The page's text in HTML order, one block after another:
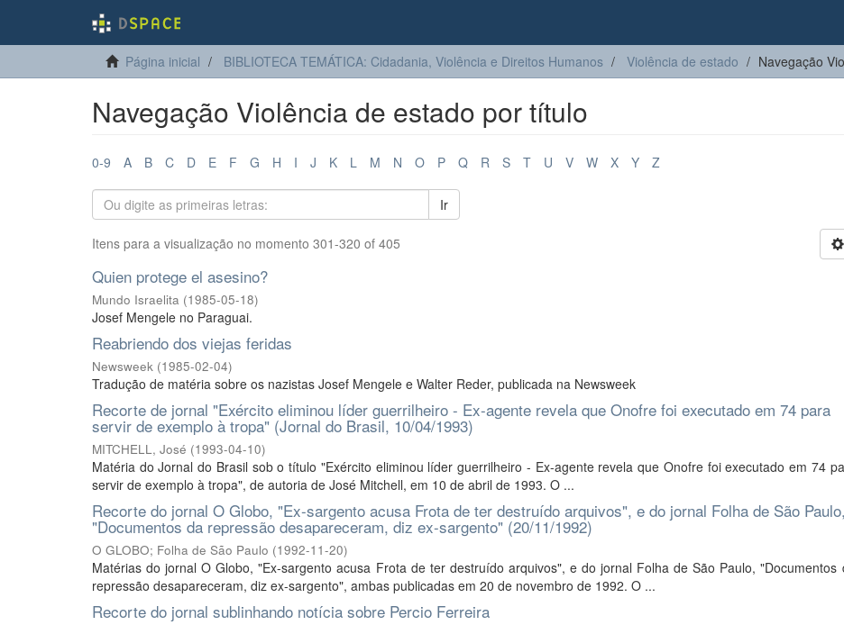
Página inicial BIBLIOTECA TEMÁTICA: Cidadania, Violência e Direitos Humanos Violência de estado Navegação
Navegação Violência de estado por título
0-9 A B C D E F G H I J K L M N O P Q R S T U V W X Y Z
Ir
Itens para a visualização no momento 301-320 of 405
Quien protege el asesino?
Mundo Israelita (1985-05-18)
Josef Mengele no Paraguai.
Reabriendo dos viejas feridas
Newsweek (1985-02-04)
Tradução de matéria sobre os nazistas Josef Mengele e Walter Reder, publicada na Newsweek
Recorte de jornal "Exército eliminou líder guerrilheiro - Ex-agente revela que Onofre foi executado em 74 para
servir de exemplo à tropa" (Jornal do Brasil, 10/04/1993)
MITCHELL, José (1993-04-10)
Matéria do Jornal do Brasil sob o título "Exército eliminou líder guerrilheiro - Ex-agente revela que Onofre foi executado em 74
servir de exemplo à tropa", de autoria de José Mitchell, em 10 de abril de 1993. O ...
Recorte do jornal O Globo, "Ex-sargento acusa Frota de ter destruído arquivos", e do jornal Folha de São Paulo,
"Documentos da repressão desapareceram, diz ex-sargento" (20/11/1992)
O GLOBO; Folha de São Paulo (1992-11-20)
Matérias do jornal O Globo, "Ex-sargento acusa Frota de ter destruído arquivos", e do jornal Folha de São Paulo, "Documentos
repressão desapareceram, diz ex-sargento", ambas publicadas em 20 de novembro de 1992. O ...
Recorte do jornal sublinhando notícia sobre Percio Ferreira